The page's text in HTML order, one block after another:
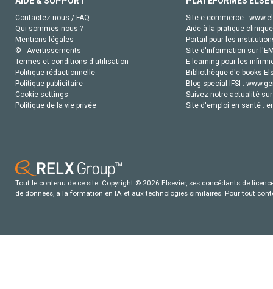
Contactez-nous / FAQ
Qui sommes-nous ?
Mentions légales
© - Avertissements
Termes et conditions d'utilisation
Politique rédactionnelle
Politique publicitaire
Cookie settings
Politique de la vie privée
Site e-commerce :
Aide à la pratique
Portail pour les
Site d'information sur
E-learning pour les
Bibliothèque d'e-books
Blog special IFSI :
Suivez notre actualité
Site d'emploi en santé :
Tout le contenu de ce site: Copyright © 2026 Elsevier, ses concédants de
de données, a la formation en IA et aux technologies similaires. Pour tout